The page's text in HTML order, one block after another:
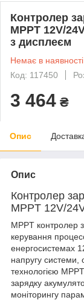
Контролер
MPPT 12V/
з дисплеєм
Немає в наявності
Код: 117450
3 464 ₴
Опис
Опис
Контролер
MPPT 12V/
MPPT контролер
керування
енергосистемах
напругу системи,
технологією
зарядку
моніторингу